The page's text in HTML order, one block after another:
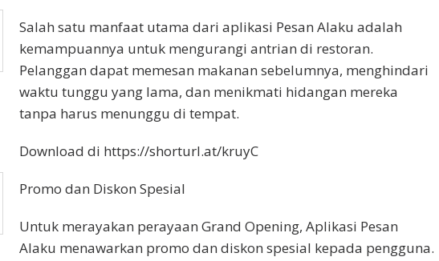
Salah satu manfaat utama dari aplikasi Pesan Alaku adalah
kemampuannya untuk mengurangi antrian di restoran.
Pelanggan dapat memesan makanan sebelumnya, menghindari
waktu tunggu yang lama, dan menikmati hidangan mereka
tanpa harus menunggu di tempat.
Download di https://shorturl.at/kruyC
Promo dan Diskon Spesial
Untuk merayakan perayaan Grand Opening, Aplikasi Pesan
Alaku menawarkan promo dan diskon spesial kepada pengguna.